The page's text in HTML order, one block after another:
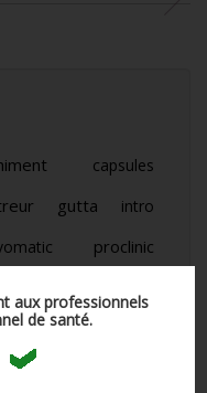
aux professionnels
de santé.
capsules
gutta intro
proclinic